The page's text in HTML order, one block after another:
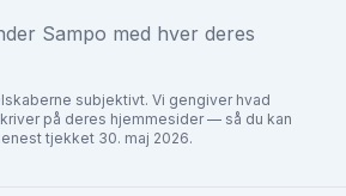
Sampo med hver deres
subjektivt. Vi gengiver hvad
på deres hjemmesider — så du kan
tjekket 30. maj 2026.